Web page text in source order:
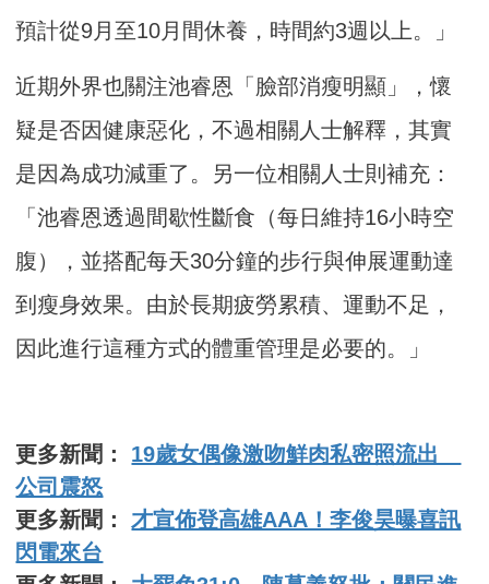
預計從9月至10月間休養，時間約3週以上。」
近期外界也關注池睿恩「臉部消瘦明顯」，懷
疑是否因健康惡化，不過相關人士解釋，其實
是因為成功減重了。另一位相關人士則補充：
「池睿恩透過間歇性斷食（每日維持16小時空
腹），並搭配每天30分鐘的步行與伸展運動達
到瘦身效果。由於長期疲勞累積、運動不足，
因此進行這種方式的體重管理是必要的。」
更多新聞： 19歲女偶像激吻鮮肉私密照流出
公司震怒
更多新聞： 才宣佈登高雄AAA！李俊昊曝喜訊
閃電來台